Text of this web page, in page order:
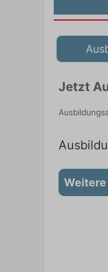
Jetzt
Weitere